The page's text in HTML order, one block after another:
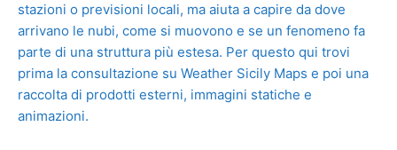
stazioni o previsioni locali, ma aiuta a capire da dove
arrivano le nubi, come si muovono e se un fenomeno fa
parte di una struttura più estesa. Per questo qui trovi
prima la consultazione su Weather Sicily Maps e poi una
raccolta di prodotti esterni, immagini statiche e
animazioni.